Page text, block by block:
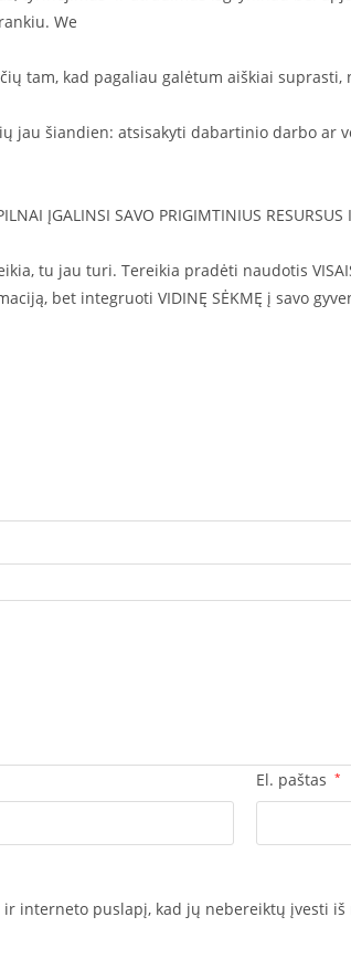
We
tam, kad pagaliau galėtum aiškiai
jau šiandien: atsisakyti dabartinio darbo
ĮGALINSI SAVO PRIGIMTINIUS RESURSUS
tu jau turi. Tereikia pradėti naudotis
bet integruoti VIDINĘ SĖKMĘ į savo
El. paštas *
interneto puslapį, kad jų nebereiktų įvesti